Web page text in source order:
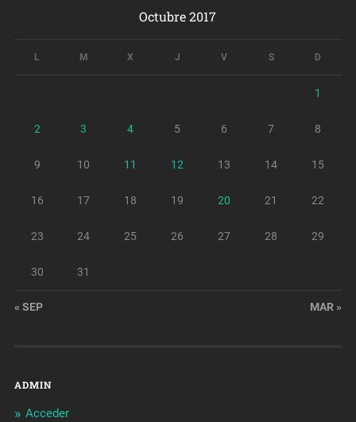
Octubre 2017
L M X J V S D
1
2 3 4 5 6 7 8
9 10 11 12 13 14 15
16 17 18 19 20 21 22
23 24 25 26 27 28 29
30 31
« SEP MAR »
ADMIN
Acceder